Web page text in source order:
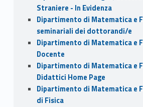
Straniere - In Evidenza
Dipartimento di Matematica e
seminariali dei dottorandi/e
Dipartimento di Matematica e
Docente
Dipartimento di Matematica e
Didattici Home Page
Dipartimento di Matematica e
di Fisica